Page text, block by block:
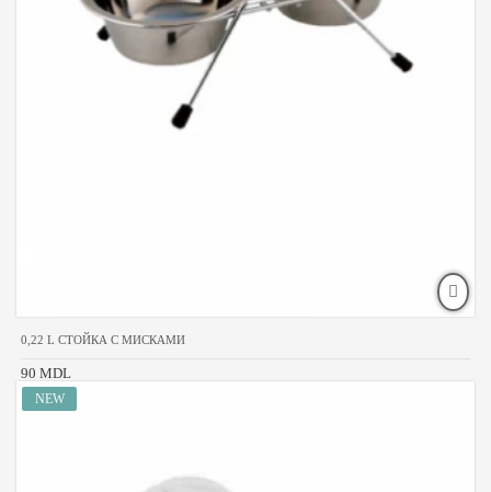
0,22 L СТОЙКА С МИСКАМИ
90 MDL